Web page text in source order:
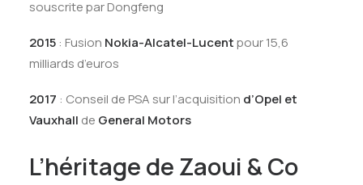
souscrite par Dongfeng
2015 : Fusion Nokia-Alcatel-Lucentpour 15,6
milliards d’euros
2017 : Conseil de PSA sur l’acquisition d’Opel et
Vauxhall de General Motors
L’héritage de Zaoui & Co